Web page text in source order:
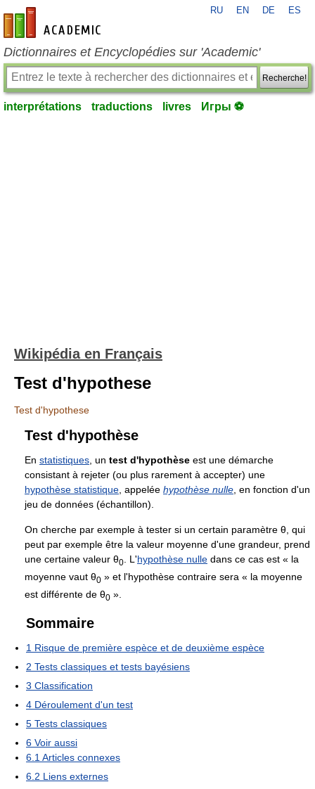
fr-academic.com
RU EN DE ES
Dictionnaires et Encyclopédies sur 'Academic'
Recherche!
interprétations traductions livres Игры ⚽
Wikipédia en Français
Test d'hypothese
Test d'hypothese
Test d'hypothèse
En statistiques , un test d'hypothèse est une démarche
consistant à rejeter (ou plus rarement à accepter) une
hypothèse statistique , appelée hypothèse nulle , en fonction d'un
jeu de données (échantillon).
On cherche par exemple à tester si un certain paramètre θ , qui
peut par exemple être la valeur moyenne d'une grandeur, prend
une certaine valeur θ0 . L'hypothèse nulle dans ce cas est « la
moyenne vaut θ0 » et l'hypothèse contraire sera « la moyenne
est différente de θ0 ».
Sommaire
1 Risque de première espèce et de deuxième espèce
2 Tests classiques et tests bayésiens
3 Classification
4 Déroulement d'un test
5 Tests classiques
6 Voir aussi
6.1Articles connexes
6.2 Liens externes